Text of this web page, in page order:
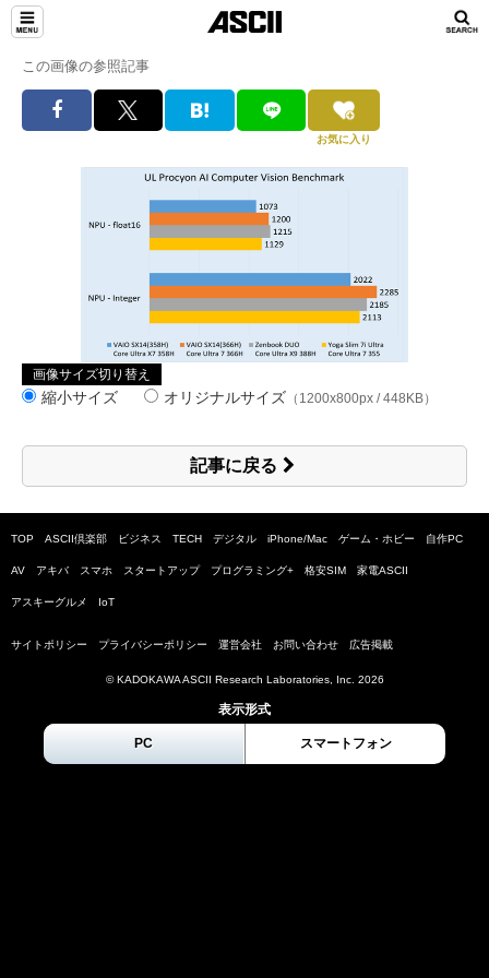
この画像の参照記事
お気に入り
画像サイズ切り替え
縮小サイズ オリジナルサイズ （1200x800px / 448KB）
記事に戻る
TOP ASCII倶楽部 ビジネス TECH デジタル iPhone/Mac ゲーム・ホビー 自作PC
AV アキバ スマホ スタートアップ プログラミング+ 格安SIM 家電ASCII
アスキーグルメ IoT
サイトポリシー プライバシーポリシー 運営会社 お問い合わせ 広告掲載
© KADOKAWA ASCII Research Laboratories, Inc. 2026
表示形式
PC スマートフォン